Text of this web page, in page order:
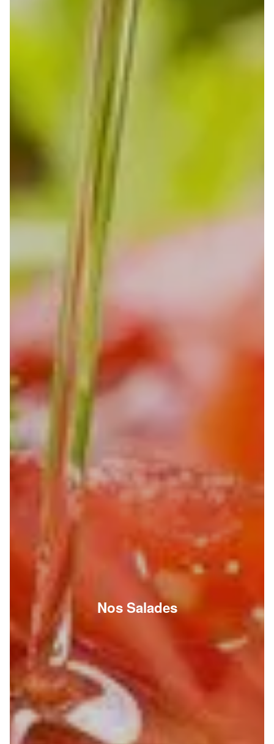
Nos Salades